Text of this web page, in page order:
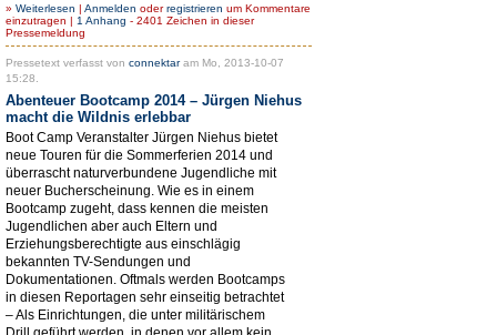
» Weiterlesen | Anmelden oderregistrieren um Kommentare
einzutragen | 1 Anhang - 2401 Zeichen in dieser
Pressemeldung
Pressetext verfasst von connektaram Mo, 2013-10-07
15:28.
Abenteuer Bootcamp 2014 – Jürgen Niehus
macht die Wildnis erlebbar
Boot Camp Veranstalter Jürgen Niehus bietet
neue Touren für die Sommerferien 2014 und
überrascht naturverbundene Jugendliche mit
neuer Bucherscheinung. Wie es in einem
Bootcamp zugeht, dass kennen die meisten
Jugendlichen aber auch Eltern und
Erziehungsberechtigte aus einschlägig
bekannten TV-Sendungen und
Dokumentationen. Oftmals werden Bootcamps
in diesen Reportagen sehr einseitig betrachtet
– Als Einrichtungen, die unter militärischem